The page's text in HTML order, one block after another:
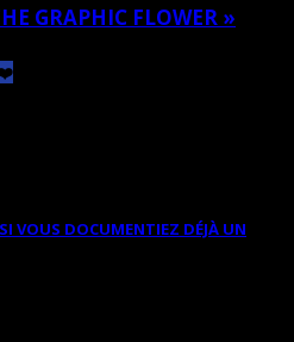
GRAPHIC FLOWER »
❤️
VOUS DOCUMENTIEZ DÉJÀ UN